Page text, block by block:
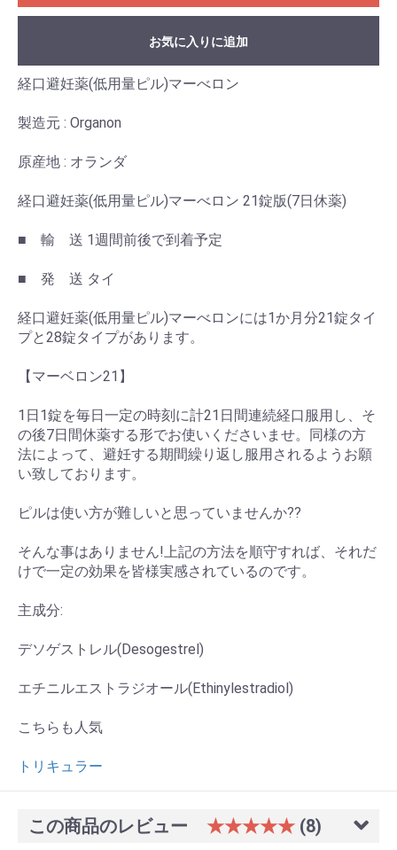
お気に入りに追加
経口避妊薬(低用量ピル)マーべロン
製造元 : Organon
原産地 : オランダ
経口避妊薬(低用量ピル)マーべロン 21錠版(7日休薬)
■ 輸 送 1週間前後で到着予定
■ 発 送 タイ
経口避妊薬(低用量ピル)マーべロンには1か月分21錠タイ
プと28錠タイプがあります。
【マーベロン21】
1日1錠を毎日一定の時刻に計21日間連続経口服用し、そ
の後7日間休薬する形でお使いくださいませ。同様の方
法によって、避妊する期間繰り返し服用されるようお願
い致しております。
ピルは使い方が難しいと思っていませんか??
そんな事はありません!上記の方法を順守すれば、それだ
けで一定の効果を皆様実感されているのです。
主成分:
デソゲストレル(Desogestrel)
エチニルエストラジオール(Ethinylestradiol)
こちらも人気
トリキュラー
この商品のレビュー ★★★★★ (8)